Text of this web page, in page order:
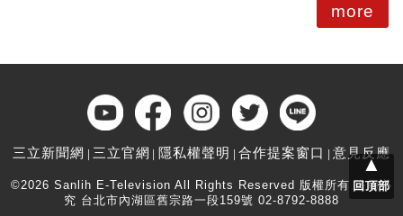
more
三立新聞網 三立官網 隱私權聲明 合作提案窗口 意見反應
©2026 Sanlih E-Television All Rights Reserved 版權所有 盜用必
究 台北市內湖區舊宗路一段159號 02-8792-8888
▲
回頂部